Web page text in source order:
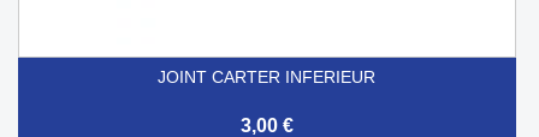
JOINT CARTER INFERIEUR
3,00 €